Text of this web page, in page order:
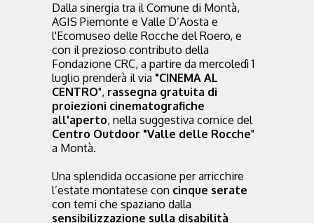
Dalla sinergia tra il Comune di Montà,
AGIS Piemonte e Valle D’Aosta e
l'Ecomuseo delle Rocche del Roero, e
con il prezioso contributo della
Fondazione CRC, a partire da mercoledì 1
luglio prenderà il via "CINEMA AL
CENTRO", rassegna gratuita di
proiezioni cinematografiche
all'aperto, nella suggestiva cornice del
Centro Outdoor "Valle delle Rocche"
a Montà.
Una splendida occasione per arricchire
l’estate montatese con cinque serate
con temi che spaziano dalla
sensibilizzazione sulla disabilità